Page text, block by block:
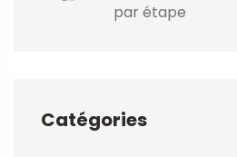
par étape
Catégories